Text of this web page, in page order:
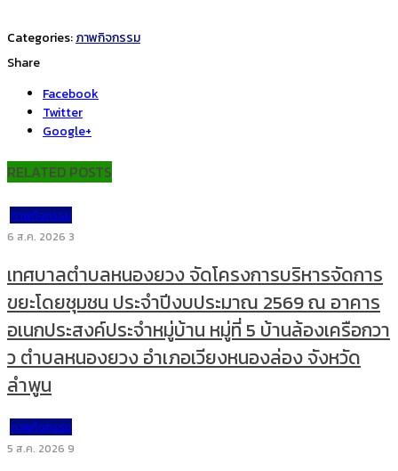
Categories:ภาพกิจกรรม
Share
Facebook
Twitter
Google+
RELATED POSTS
ภาพกิจกรรม
6 ส.ค. 2026 3
เทศบาลตำบลหนองยวง จัดโครงการบริหารจัดการ
ขยะโดยชุมชน ประจำปีงบประมาณ 2569 ณ อาคาร
อเนกประสงค์ประจำหมู่บ้าน หมู่ที่ 5 บ้านล้องเครือกวา
ว ตำบลหนองยวง อำเภอเวียงหนองล่อง จังหวัด
ลำพูน
ภาพกิจกรรม
5 ส.ค. 2026 9